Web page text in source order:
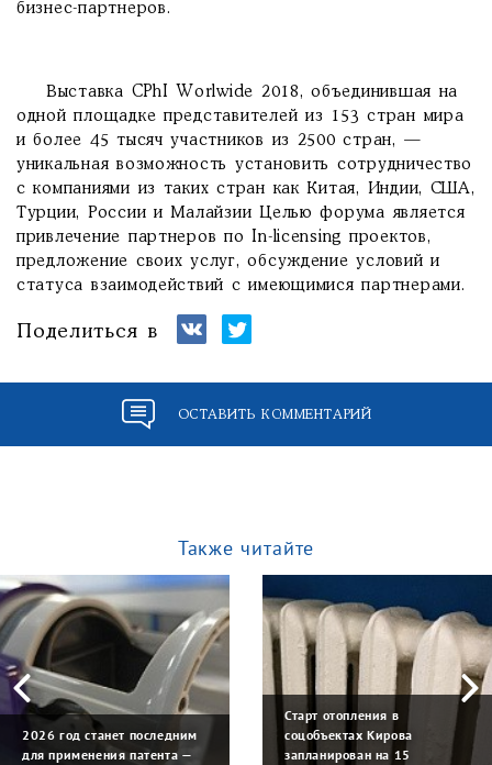
бизнес-партнеров.
Выставка CPhI Worlwide 2018, объединившая на
одной площадке представителей из 153 стран мира
и более 45 тысяч участников из 2500 стран, —
уникальная возможность установить сотрудничество
с компаниями из таких стран как Китая, Индии, США,
Турции, России и Малайзии Целью форума является
привлечение партнеров по In-licensing проектов,
предложение своих услуг, обсуждение условий и
статуса взаимодействий с имеющимися партнерами.
Поделиться в
ОСТАВИТЬ КОММЕНТАРИЙ
Также читайте
2026 год станет последним
для применения патента —
Старт отопления в
соцобъектах Кирова
запланирован на 15